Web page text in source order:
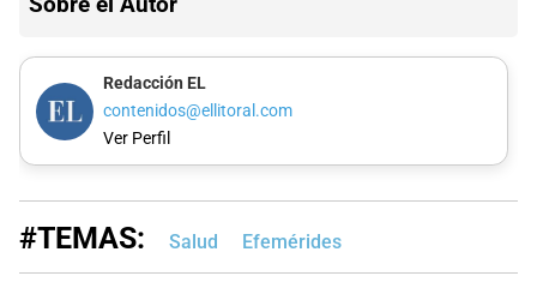
Redacción EL
contenidos@ellitoral.com
Ver Perfil
#TEMAS: Salud Efemérides